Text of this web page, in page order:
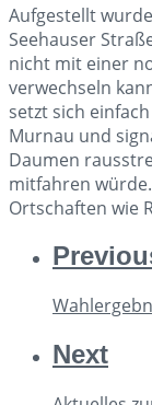
Aufgestellt
Seehauser
nicht mit einer
verwechseln
setzt sich
Murnau und
Daumen
mitfahren
Ortschaften wie
Next